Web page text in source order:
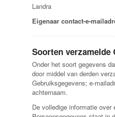
Landra
Eigenaar contact-e-
Soorten verzamelde
Onder het soort gegevens
door middel van derden
Gebruiksgegevens; e-
achternaam.
De volledige informatie